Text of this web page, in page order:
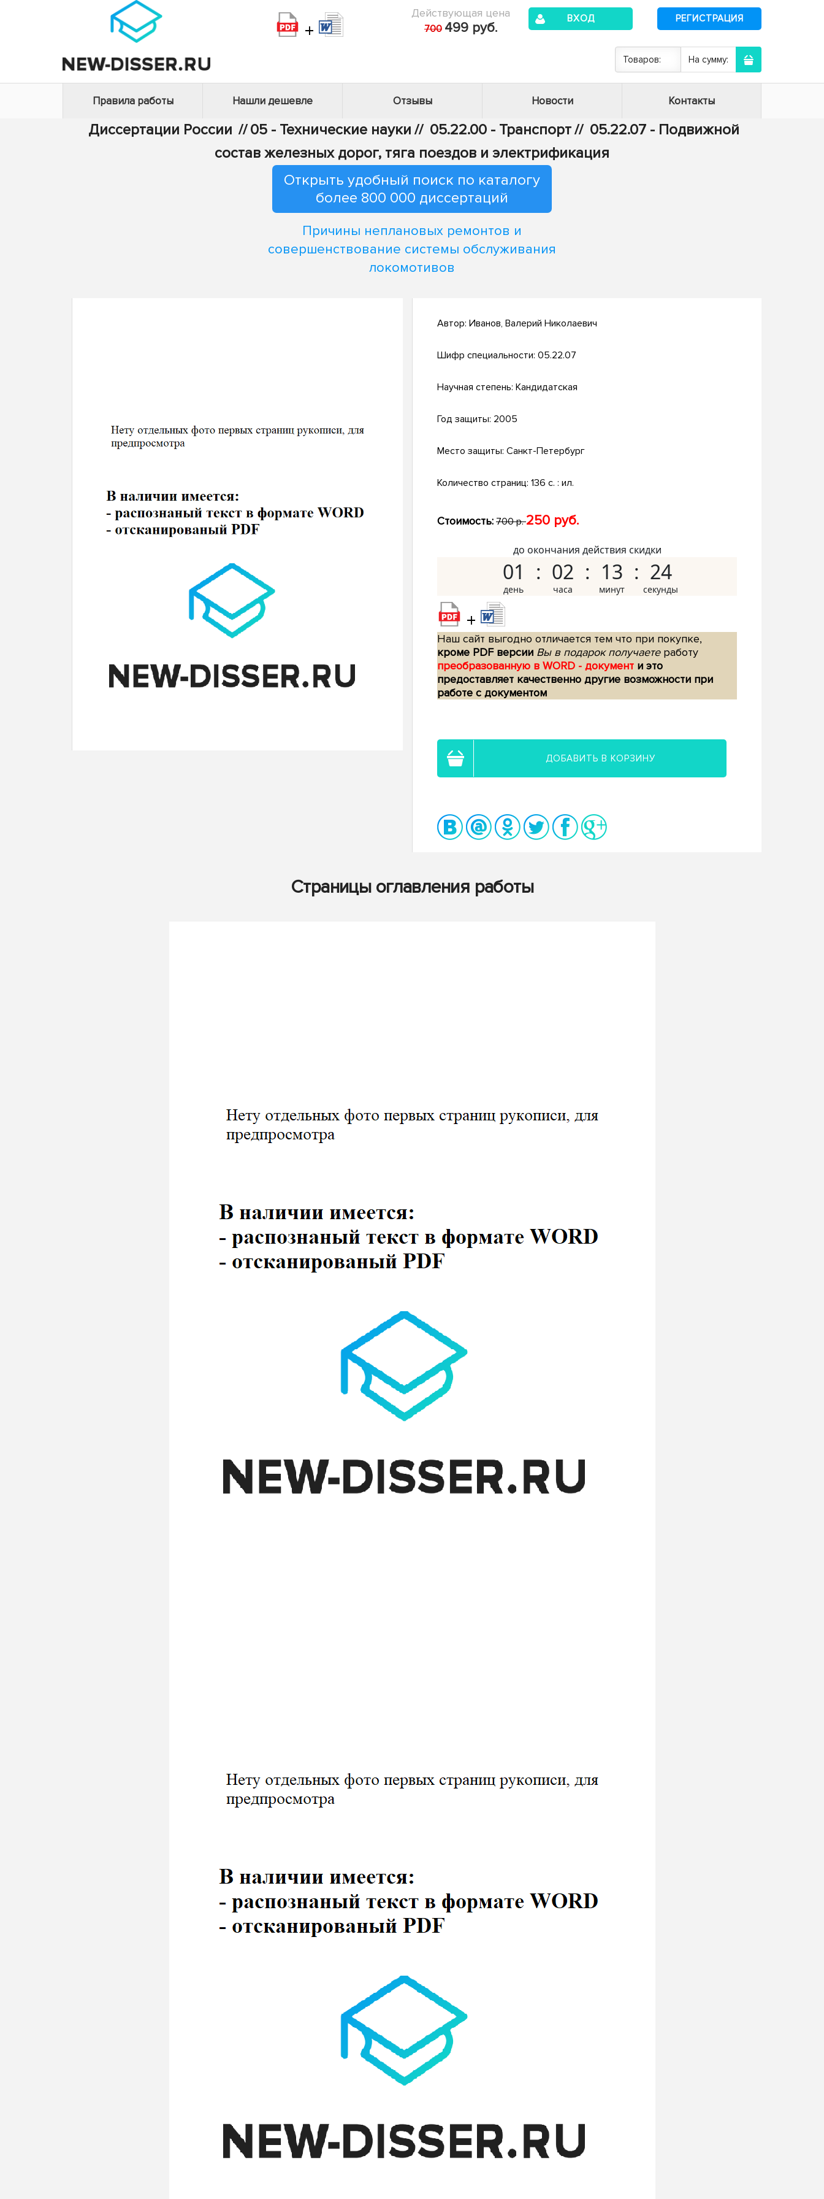
+
Действующая цена
700 499 руб.
ВХОД РЕГИСТРАЦИЯ
Товаров: На сумму:
Правила работы Нашли дешевле Отзывы Новости Контакты
Диссертации России // 05 - Технические науки // 05.22.00 - Транспорт// 05.22.07 - Подвижной
состав железных дорог, тяга поездов и электрификация
Открыть удобный поиск по каталогу
более 800 000 диссертаций
Причины неплановых ремонтов и
совершенствование системы обслуживания
локомотивов
Автор: Иванов, Валерий Николаевич
Шифр специальности: 05.22.07
Научная степень: Кандидатская
Год защиты: 2005
Место защиты: Санкт-Петербург
Количество страниц: 136 с. : ил.
Стоимость: 700 р.250 руб.
до окончания действия скидки
01 02 13 23
+
Наш сайт выгодно отличается тем что при покупке,
кроме PDF версии Вы в подарок получаетеработу
преобразованную в WORD - документ и это
предоставляет качественно другие возможности при
работе с документом
ДОБАВИТЬ В КОРЗИНУ
Страницы оглавления работы